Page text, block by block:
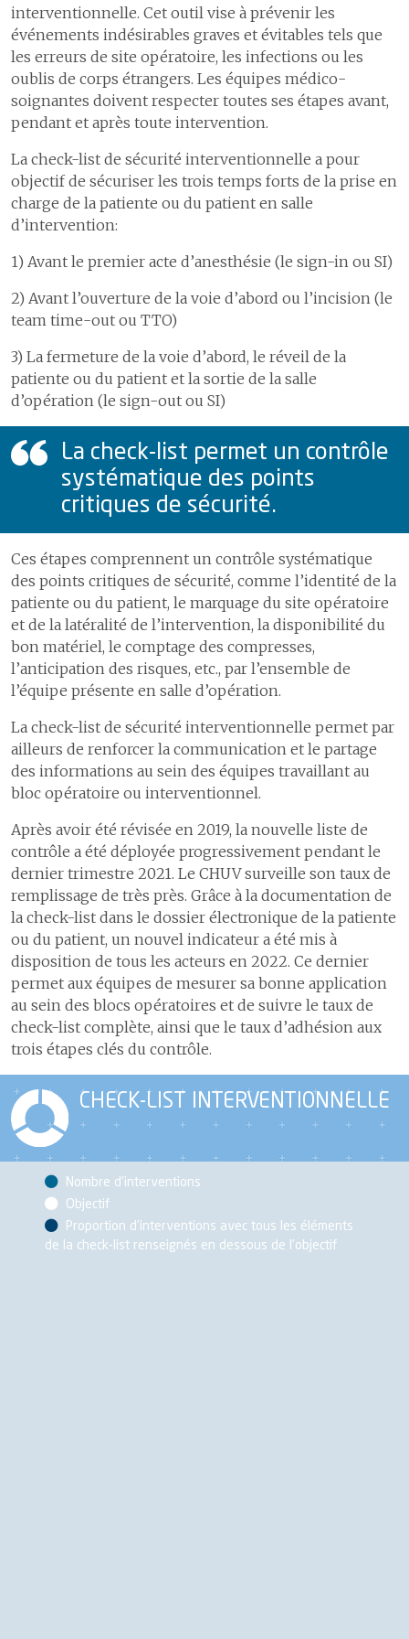
Le traitement de la douleur
4.5
Le programme ERAS pour
une meilleure récupération
après chirurgie
Certifications et accréditations
Comptes
des
collaboratrices
et
collaborateurs
Accompagner
les personnes
longue durée et
la réinsertion
professionnelle
Médecine du
d’entreprise
collaborateurs
Pratiques cliniques responsables
Aller au-delà de nos missions
Adapter notre gouvernance
interventionnelle. Cet outil vise à prévenir les
événements indésirables graves et évitables tels que
les erreurs de site opératoire, les infections ou les
oublis de corps étrangers. Les équipes médico-
soignantes doivent respecter toutes ses étapes avant,
pendant et après toute intervention.
La check-list de sécurité interventionnelle a pour
objectif de sécuriser les trois temps forts de la prise en
charge de la patiente ou du patient en salle
d’intervention:
1) Avant le premier acte d’anesthésie (le sign-in ou SI)
2) Avant l’ouverture de la voie d’abord ou l’incision (le
team time-out ou TTO)
3) La fermeture de la voie d’abord, le réveil de la
patiente ou du patient et la sortie de la salle
d’opération (le sign-out ou SI)
La check-list permet un contrôle
systématique des points
critiques de sécurité.
Ces étapes comprennent un contrôle systématique
des points critiques de sécurité, comme l’identité de la
patiente ou du patient, le marquage du site opératoire
et de la latéralité de l’intervention, la disponibilité du
bon matériel, le comptage des compresses,
l’anticipation des risques, etc., par l’ensemble de
l’équipe présente en salle d’opération.
La check-list de sécurité interventionnelle permet par
ailleurs de renforcer la communication et le partage
des informations au sein des équipes travaillant au
bloc opératoire ou interventionnel.
Après avoir été révisée en 2019, la nouvelle liste de
contrôle a été déployée progressivement pendant le
dernier trimestre 2021. Le CHUV surveille son taux de
remplissage de très près. Grâce à la documentation de
la check-list dans le dossier électronique de la patiente
ou du patient, un nouvel indicateur a été mis à
disposition de tous les acteurs en 2022. Ce dernier
permet aux équipes de mesurer sa bonne application
au sein des blocs opératoires et de suivre le taux de
check-list complète, ainsi que le taux d’adhésion aux
trois étapes clés du contrôle.
CHECK-LIST INTERVENTIONNELLE
Nombre d'interventions
Objectif
Proportion d'interventions avec tous les éléments
de la check-list renseignés en dessous de l'objectif